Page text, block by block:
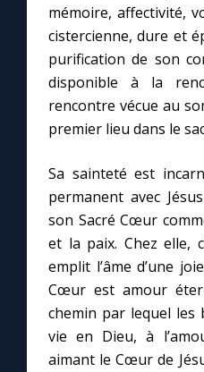
mémoire, affectivité,
cistercienne, dure et
purification de son
disponible à la
rencontre vécue au
premier lieu dans le
Sa sainteté est
permanent avec
son Sacré Cœur
et la paix. Chez elle,
emplit l’âme d’une
Cœur est amour
chemin par lequel les
vie en Dieu, à
aimant le Cœur de